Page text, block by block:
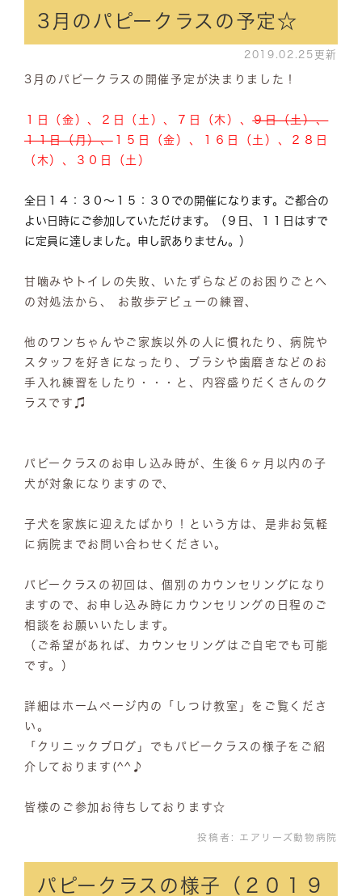
3月のパピークラスの予定☆
2019.02.25更新
3月のパピークラスの開催予定が決まりました！
１日（金）、２日（土）、７日（木）、９日（土）、
１１日（月）、１５日（金）、１６日（土）、２８日
（木）、３０日（土）
全日１４：３０～１５：３０での開催になります。ご都合の
よい日時にご参加していただけます。（９日、１１日はすで
に定員に達しました。申し訳ありません。）
甘噛みやトイレの失敗、いたずらなどのお困りごとへ
の対処法から、 お散歩デビューの練習、
他のワンちゃんやご家族以外の人に慣れたり、病院や
スタッフを好きになったり、ブラシや歯磨きなどのお
手入れ練習をしたり・・・と、内容盛りだくさんのク
ラスです♫
パピークラスのお申し込み時が、生後６ヶ月以内の子
犬が対象になりますので、
子犬を家族に迎えたばかり！という方は、是非お気軽
に病院までお問い合わせください。
パピークラスの初回は、個別のカウンセリングになり
ますので、お申し込み時にカウンセリングの日程のご
相談をお願いいたします。
（ご希望があれば、カウンセリングはご自宅でも可能
です。）
詳細はホームページ内の「しつけ教室」をご覧くださ
い。
「クリニックブログ」でもパピークラスの様子をご紹
介しております(^^♪
皆様のご参加お待ちしております☆
投稿者: エアリーズ動物病院
パピークラスの様子（２０１９